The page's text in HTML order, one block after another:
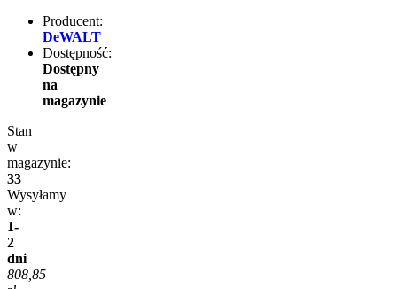
Producent:
DeWALT
Dostępność:
Dostępny
na
magazynie
Stan
w
magazynie:
33
Wysyłamy
w:
1-
2
dni
808,85